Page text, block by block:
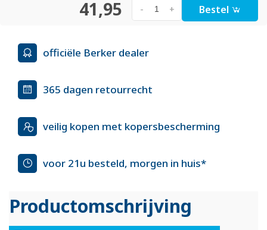
41,95 +
- Bestel
officiële Berker dealer
365 dagen retourrecht
veilig kopen met kopersbescherming
voor 21u besteld, morgen in huis*
Productomschrijving